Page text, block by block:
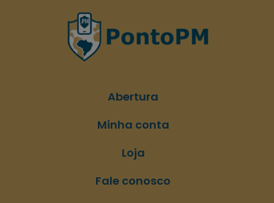
Abertura
Minha conta
Loja
Fale conosco